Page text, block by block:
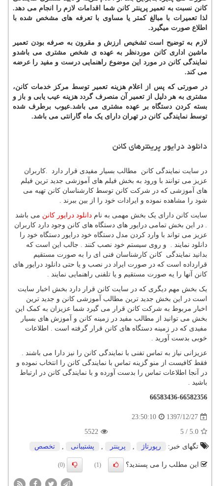
کانن نسبت به تعمیر پرینتر کانن شما اقدامات لازم را انجام می دهد.
لذا تعمیرات با مبالغ کمتر یا مساوی با تعرفه های مشخص شده با
اطلاع صورت میگیرد.
لازم به توضیح است تشخیص ارزش و مقرون به صرفه بودن تعمیر
ماشین اداری کانن موردنظر به عهده ی شخص مشتری می باشدو
نمایندگی کانن در مورد این موضوع راهنمایی درست و مفید را عرضه
می کند.
در صورتی که پس از اعلام هزینه تعمیر توسط مرکز خدمات کانن،
مشتری به هر دلیل از تعمیر آن منصرف گردد هزینه عیب یابی و باز و
بسته کردن دستگاه بر عهده مشتری می باشد.عیوب برطرف شده
توسط نمایندگی کانن در تهران دارای یک ماه گارانتی می باشد.
دانلود درایور پرینترهای کانن
در سایت نمایندگی کانن مطالب بسیار مفیدی قرار دارد
کاربران
عزیز می توانند با ورود به بخش فیلم های آموزشی جدید ترین فیلم
های آموزشی که در شرکت کانن توسط کارشناسان کانن تهیه می
شود را مشاهده نموده و ایرادات خود را از بین ببرند .
سایت کانن دارای یک بخش مهمی به نام دانلود درایور کانن می باشد
. در این بخش تمامی درایور های دستگاه های کانن وجود دارد کاربران
عزیز می تواند با وارد کردن مدل دستگاه خود درایور دستگاه خود را
دانلود نمایند . و روی سیستم خود نصب کنند . جالب این است که
بدانید نمایندگی کانن کارشناسان فنی ای را به صورت مستقیم
قرارداده است که در صورت ایراد در نصب و یا حتی دانلود درایور های
کانن آنها را یه صورت مستقیم و یا تلفنی راهنمایی نمایند .
یک بخش مهم دیگری که در سایت کانن قرار دارد بخش اخبار سایت
است در این بخش جدید ترین مطالب آموزشی کانن و جدید ترین
اخبار مربوط به شرکت کانن قرار می گیرد شما عزیزان به کمک این
بخش می توانید از مطالب مفید در زمینه کانن و آموزش های بسیار
مفیدی که در زمینه دستگاه های کانن قرار گرفته است . اطلاعات
خوبی بدست آورید .
عزیزانی نیاز به تماس تفنی با نمایندگی کانن را نیز دارا می باشند .
فقط کافیست از منو گزینه تماس با نمایندگی کانن را انتخاب نموده و
در آنجا اطلاعات تماس را بدست آورده و با نمایندگی کانن در ارتباط
باشید .
66583436-66582356
1397/12/27
23:50:10
5.0
/
5
5522
تگهای خبر:
رپورتاژ , پرینتر , پشتیبانی , تخصص
این مطلب را می پسندید؟ (1)
(0)